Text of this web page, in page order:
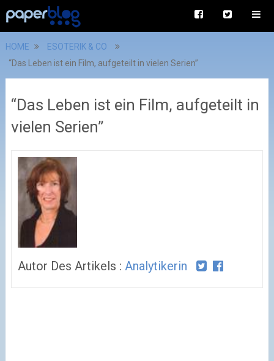
HOME
ESOTERIK & CO
“Das Leben ist ein Film, aufgeteilt in vielen Serien”
“Das Leben ist ein Film, aufgeteilt in
vielen Serien”
Autor Des Artikels : Analytikerin